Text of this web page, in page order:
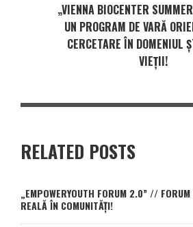
„VIENNA BIOCENTER
UN PROGRAM DE VARĂ
CERCETARE ÎN DOMENIUL
VIEȚII!
RELATED POSTS
„EMPOWERYOUTH FORUM 2.0” //
REALĂ ÎN COMUNITĂȚI!